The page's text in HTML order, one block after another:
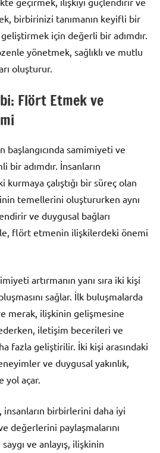
birbirinizi tanımanın keyifli bir
için değerli bir adımdır.
yönetmek, sağlıklı ve mutlu
oluşturur.
Flört Etmek ve
samimiyeti ve
bir adımdır. İnsanların
kurmaya çalıştığı bir süreç olan
temellerini oluştururken aynı
ve duygusal bağları
flört etmenin ilişkilerdeki önemi
artırmanın yanı sıra iki kişi
sağlar. İlk buluşmalarda
merak, ilişkinin gelişmesine
iletişim becerileri ve
fazla geliştirilir. İki kişi arasındaki
ve duygusal yakınlık,
yol açar.
birbirlerini daha iyi
değerlerini paylaşmalarını
saygı ve anlayış, ilişkinin